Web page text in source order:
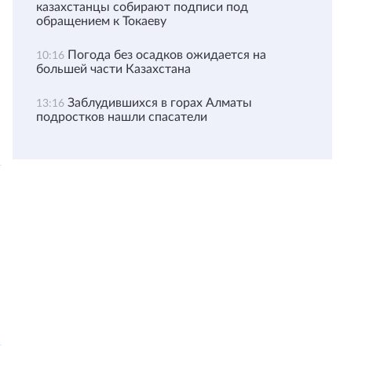
казахстанцы собирают подписи под
обращением к Токаеву
10:16 Погода без осадков ожидается на
большей части Казахстана
13:16 Заблудившихся в горах Алматы
подростков нашли спасатели